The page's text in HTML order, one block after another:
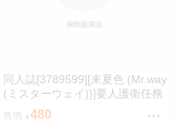
限制級商品
同人誌[3789599][来夏色 (Mr.way
(ミスターウェイ))]要人護衛任務
2 (咒術迴戰)
480